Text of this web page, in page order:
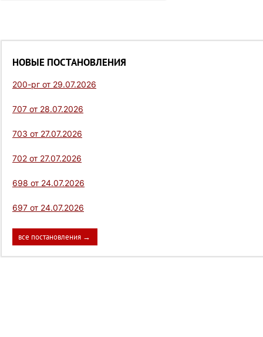
НОВЫЕ ПОСТАНОВЛЕНИЯ
200-рг от 29.07.2026
707 от 28.07.2026
703 от 27.07.2026
702 от 27.07.2026
698 от 24.07.2026
697 от 24.07.2026
все постановления →